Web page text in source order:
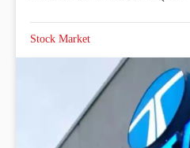
Stock Market